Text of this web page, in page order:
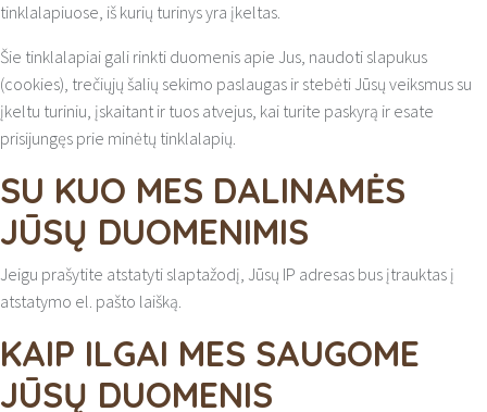
tinklalapiuose, iš kurių turinys yra įkeltas.
Šie tinklalapiai gali rinkti duomenis apie Jus, naudoti slapukus
(cookies), trečiųjų šalių sekimo paslaugas ir stebėti Jūsų veiksmus su
įkeltu turiniu, įskaitant ir tuos atvejus, kai turite paskyrą ir esate
prisijungęs prie minėtų tinklalapių.
SU KUO MES DALINAMĖS
JŪSŲ DUOMENIMIS
Jeigu prašytite atstatyti slaptažodį, Jūsų IP adresas bus įtrauktas į
atstatymo el. pašto laišką.
KAIP ILGAI MES SAUGOME
JŪSŲ DUOMENIS